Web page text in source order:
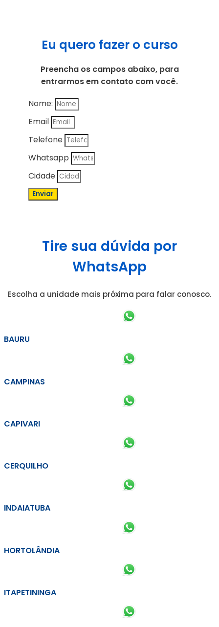
Eu quero fazer o curso
Preencha os campos abaixo, para
entrarmos em contato com você.
Nome:
Email
Telefone
Whatsapp
Cidade
Enviar
Tire sua dúvida por
WhatsApp
Escolha a unidade mais próxima para falar conosco.
BAURU
CAMPINAS
CAPIVARI
CERQUILHO
INDAIATUBA
HORTOLÂNDIA
ITAPETININGA